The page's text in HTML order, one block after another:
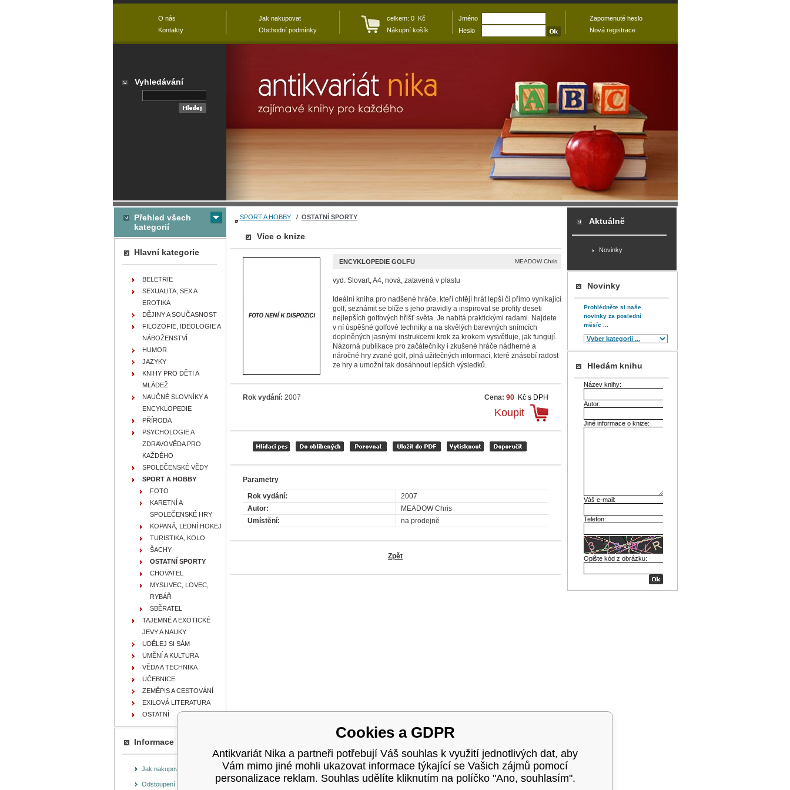
SPORT A HOBBY/ OSTATNÍ SPORTY
Více o knize
ENCYKLOPEDIE GOLFU MEADOW Chris
vyd. Slovart, A4, nová, zatavená v plastu
Ideální kniha pro nadšené hráče, kteří chtějí hrát lepší či přímo vynikající
golf, seznámit se blíže s jeho pravidly a inspirovat se profily deseti
nejlepších golfových hřišť světa. Je nabitá praktickými radami. Najdete
v ní úspěšné golfové techniky a na skvělých barevných snímcích
doplněných jasnými instrukcemi krok za krokem vysvětluje, jak fungují.
Názorná publikace pro začátečníky i zkušené hráče nádherné a
náročné hry zvané golf, plná užitečných informací, které znásobí radost
ze hry a umožní tak dosáhnout lepších výsledků.
Rok vydání: 2007 Cena: 90 Kč s DPH
Koupit
Parametry
Rok vydání:
2007
Autor:
MEADOW Chris
Umístění:
na prodejně
Zpět
Přehled všech
kategorií
Hlavní kategorie
BELETRIE
SEXUALITA, SEX A
EROTIKA
DĚJINY A SOUČASNOST
FILOZOFIE, IDEOLOGIE A
NÁBOŽENSTVÍ
HUMOR
JAZYKY
KNIHY PRO DĚTI A
MLÁDEŽ
NAUČNÉ SLOVNÍKY A
ENCYKLOPEDIE
PŘÍRODA
PSYCHOLOGIE A
ZDRAVOVĚDA PRO
KAŽDÉHO
SPOLEČENSKÉ VĚDY
SPORT A HOBBY
FOTO
KARETNÍ A
SPOLEČENSKÉ HRY
KOPANÁ, LEDNÍ HOKEJ
TURISTIKA, KOLO
ŠACHY
OSTATNÍ SPORTY
CHOVATEL
MYSLIVEC, LOVEC,
RYBÁŘ
SBĚRATEL
TAJEMNÉ A EXOTICKÉ
JEVY A NAUKY
UDĚLEJ SI SÁM
UMĚNÍ A KULTURA
VĚDA A TECHNIKA
UČEBNICE
ZEMĚPIS A CESTOVÁNÍ
EXILOVÁ LITERATURA
OSTATNÍ
Informace
Jak nakupovat
Odstoupení od smlouvy
Aktuálně
Novinky
Novinky
Prohlédněte si naše
novinky za poslední
měsíc ...
Hledám knihu
Název knihy:
Autor:
Jiné informace o knize:
Váš e-mail:
Telefon:
Opište kód z obrázku:
O nás
Kontakty
Jak nakupovat
Obchodní podmínky
celkem: 0 Kč
Nákupní košík
Jméno
Heslo
Zapomenuté heslo
Nová registrace
Vyhledávání
Cookies a GDPR
Antikvariát Nika a partneři potřebují Váš souhlas k využití jednotlivých dat, aby
Vám mimo jiné mohli ukazovat informace týkající se Vašich zájmů pomocí
personalizace reklam. Souhlas udělíte kliknutím na políčko "Ano, souhlasím".